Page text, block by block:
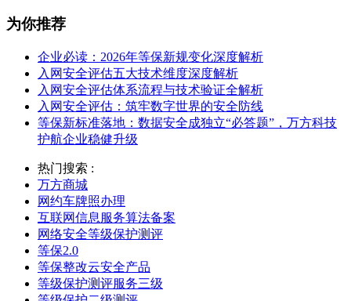
为你推荐
企业必读：2026年等保新规变化深度解析
入网安全评估五大技术维度深度解析
入网安全评估体系流程与技术验证全解析
入网安全评估：筑牢数字世界的安全防线
等保新标准落地：数据安全成独立“必答题”，万方科技
护航企业稳健升级
热门搜索 :
万方商城
网约车牌照办理
互联网信息服务算法备案
网络安全等级保护测评
等保2.0
等保整改云安全产品
等级保护测评服务三级